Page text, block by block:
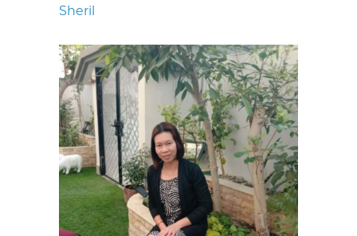
Sheril